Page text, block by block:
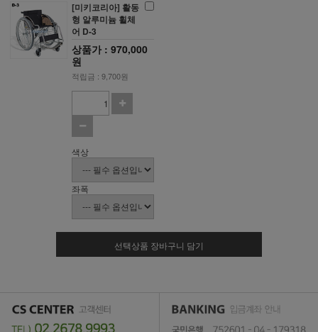
[미키코리아] 활동
형 알루미늄 휠체
어 D-3
상품가 : 970,000
원
적립금 : 9,700원
색상
좌폭
선택상품 장바구니 담기